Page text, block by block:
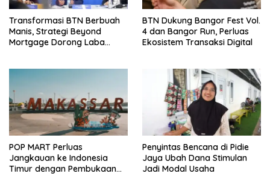
Transformasi BTN Berbuah
Manis, Strategi Beyond
Mortgage Dorong Laba
BTN Dukung Bangor Fest Vol.
4 dan Bangor Run, Perluas
Ekosistem Transaksi Digital
POP MART Perluas
Jangkauan ke Indonesia
Timur dengan Pembukaan
Penyintas Bencana di Pidie
Jaya Ubah Dana Stimulan
Jadi Modal Usaha